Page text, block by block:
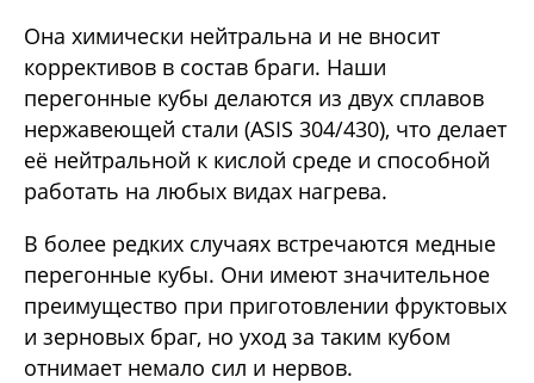
Она химически нейтральна и не вносит
коррективов в состав браги. Наши
перегонные кубы делаются из двух сплавов
нержавеющей стали (ASIS 304/430), что делает
её нейтральной к кислой среде и способной
работать на любых видах нагрева.
В более редких случаях встречаются медные
перегонные кубы. Они имеют значительное
преимущество при приготовлении фруктовых
и зерновых браг, но уход за таким кубом
отнимает немало сил и нервов.